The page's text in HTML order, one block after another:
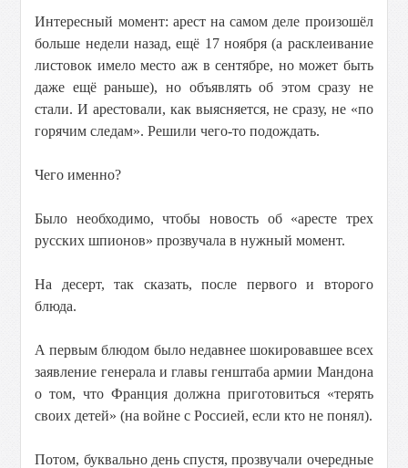
Интересный момент: арест на самом деле произошёл
больше недели назад, ещё 17 ноября (а расклеивание
листовок имело место аж в сентябре, но может быть
даже ещё раньше), но объявлять об этом сразу не
стали. И арестовали, как выясняется, не сразу, не «по
горячим следам». Решили чего-то подождать.
Чего именно?
Было необходимо, чтобы новость об «аресте трех
русских шпионов» прозвучала в нужный момент.
На десерт, так сказать, после первого и второго
блюда.
А первым блюдом было недавнее шокировавшее всех
заявление генерала и главы генштаба армии Мандона
о том, что Франция должна приготовиться «терять
своих детей» (на войне с Россией, если кто не понял).
Потом, буквально день спустя, прозвучали очередные